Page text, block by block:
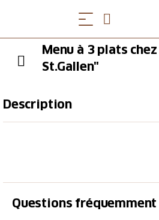
Menu à 3 plats
St.Gallen"
Description
Questions fréquemment